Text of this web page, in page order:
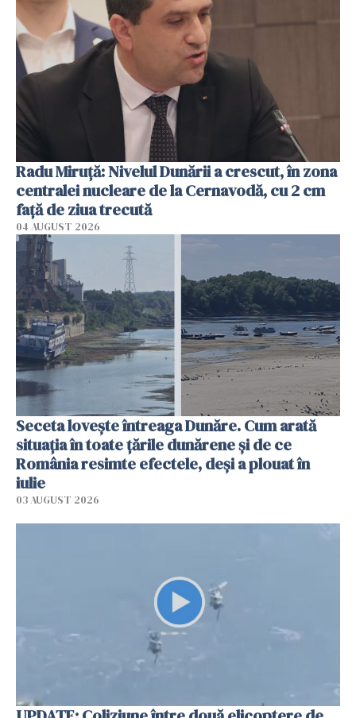
Radu Miruţă: Nivelul Dunării a crescut, în zona
centralei nucleare de la Cernavodă, cu 2 cm
faţă de ziua trecută
04 AUGUST 2026
Seceta lovește întreaga Dunăre. Cum arată
situația în toate țările dunărene și de ce
România resimte efectele, deși a plouat în
iulie
03 AUGUST 2026